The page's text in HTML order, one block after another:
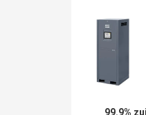
99.9%